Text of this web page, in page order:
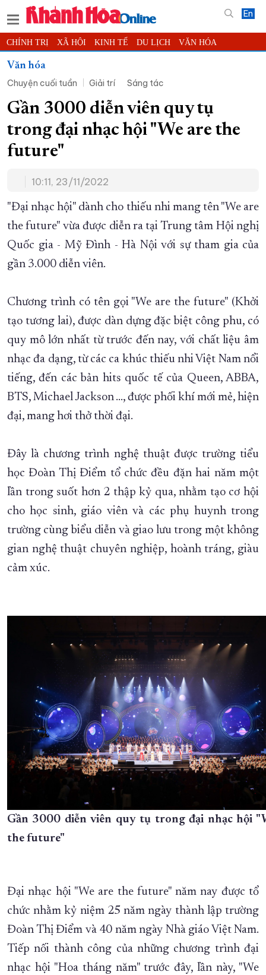
En
CHÍNH TRỊ XÃ HỘI KINH TẾ DU LỊCH VĂN HÓA
THỂ THAO
KHOA HỌC - CÔNG NGHỆ PHÁP LUẬT
THẾ GIỚI MULTIMEDIA VIDEO ĐỌC BÁO ONLINE
PODCAST THÔNG TIN - QUẢNG CÁO
QUY HOẠCH TỈNH KHÁNH HÒA
CHUNG TAY CẢI CÁCH HÀNH CHÍNH
XÂY DỰNG NÔNG THÔN MỚI LỊCH CẮT ĐIỆN
TÀU - XE - MÁY BAY
KỶ NIỆM 370 NĂM XÂY DỰNG VÀ PHÁT TRIỂN TỈNH KHÁNH HÒA
KHOẢNH KHẮC ĐẸP XỨ TRẦM
ĐẠI HỘI ĐẢNG CÁC CẤP TRANG CHỦ VỀ BÁO KHÁNH HÒA
Văn hóa
Chuyện cuối tuần
Giải trí Sáng tác
Gần 3000 diễn viên quy tụ
trong đại nhạc hội "We are the
future"
10:11, 23/11/2022
"Đại nhạc hội" dành cho thiếu nhi mang tên "We are
the future" vừa được diễn ra tại Trung tâm Hội nghị
Quốc gia - Mỹ Đình - Hà Nội với sự tham gia của
gần 3.000 diễn viên.
Chương trình có tên gọi "We are the future" (Khởi
tạo tương lai), được dàn dựng đặc biệt công phu, có
quy mô lớn nhất từ trước đến nay, với chất liệu âm
nhạc đa dạng, từ các ca khúc thiếu nhi Việt Nam nổi
tiếng, đến các bản hits quốc tế của Queen, ABBA,
BTS, Michael Jackson …, được phối khí mới mẻ, hiện
đại, mang hơi thở thời đại.
Đây là chương trình nghệ thuật được trường tiểu
học Đoàn Thị Điểm tổ chức đều đặn hai năm một
lần trong suốt hơn 2 thập kỷ qua, nhằm tạo cơ hội
cho học sinh, giáo viên và các phụ huynh trong
trường cùng biểu diễn và giao lưu trong một không
gian nghệ thuật chuyên nghiệp, hoành tráng, giàu
cảm xúc.
Gần 3000 diễn viên quy tụ trong đại nhạc hội
the future"
Đại nhạc hội "We are the future" năm nay được tổ
chức nhằm kỷ niệm 25 năm ngày thành lập trường
Đoàn Thị Điểm và 40 năm ngày Nhà giáo Việt Nam.
Tiếp nối thành công của những chương trình đại
nhạc hội "Hoa tháng năm" trước đây, lần này, "We